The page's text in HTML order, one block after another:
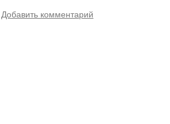
Добавить комментарий